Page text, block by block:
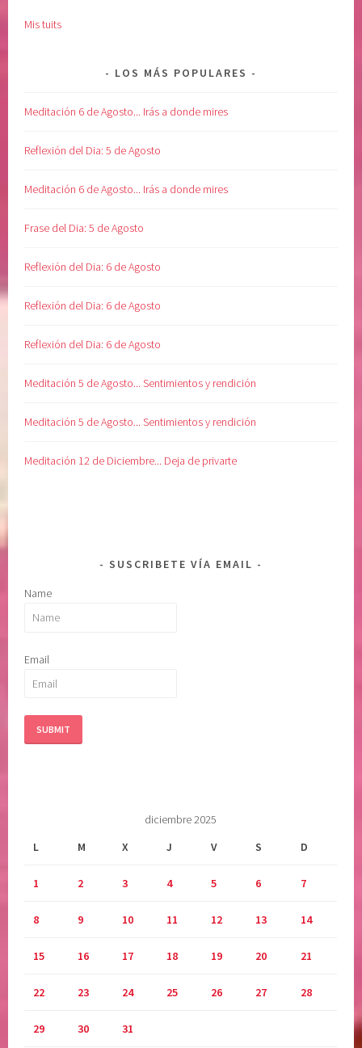
Mis tuits
LOS MÁS POPULARES
Meditación 6 de Agosto... Irás a donde mires
Reflexión del Dia: 5 de Agosto
Meditación 6 de Agosto... Irás a donde mires
Frase del Dia: 5 de Agosto
Reflexión del Dia: 6 de Agosto
Reflexión del Dia: 6 de Agosto
Reflexión del Dia: 6 de Agosto
Meditación 5 de Agosto... Sentimientos y rendición
Meditación 5 de Agosto... Sentimientos y rendición
Meditación 12 de Diciembre... Deja de privarte
SUSCRIBETE VÍA EMAIL
Name
Email
diciembre 2025
L
M X J V S D
1 2 3 4 5 6 7
8 9 10 11 12 13 14
15 16 17 18 19 20 21
22 23 24 25 26 27 28
29 30 31